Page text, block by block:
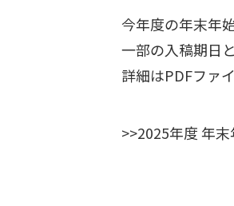
今年度の年末年
一部の入稿期日
詳細はPDFファ
>>2025年度 年